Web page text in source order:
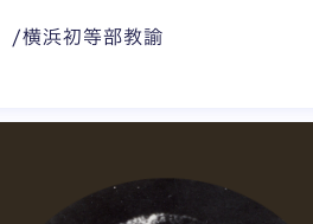
横浜初等部教諭